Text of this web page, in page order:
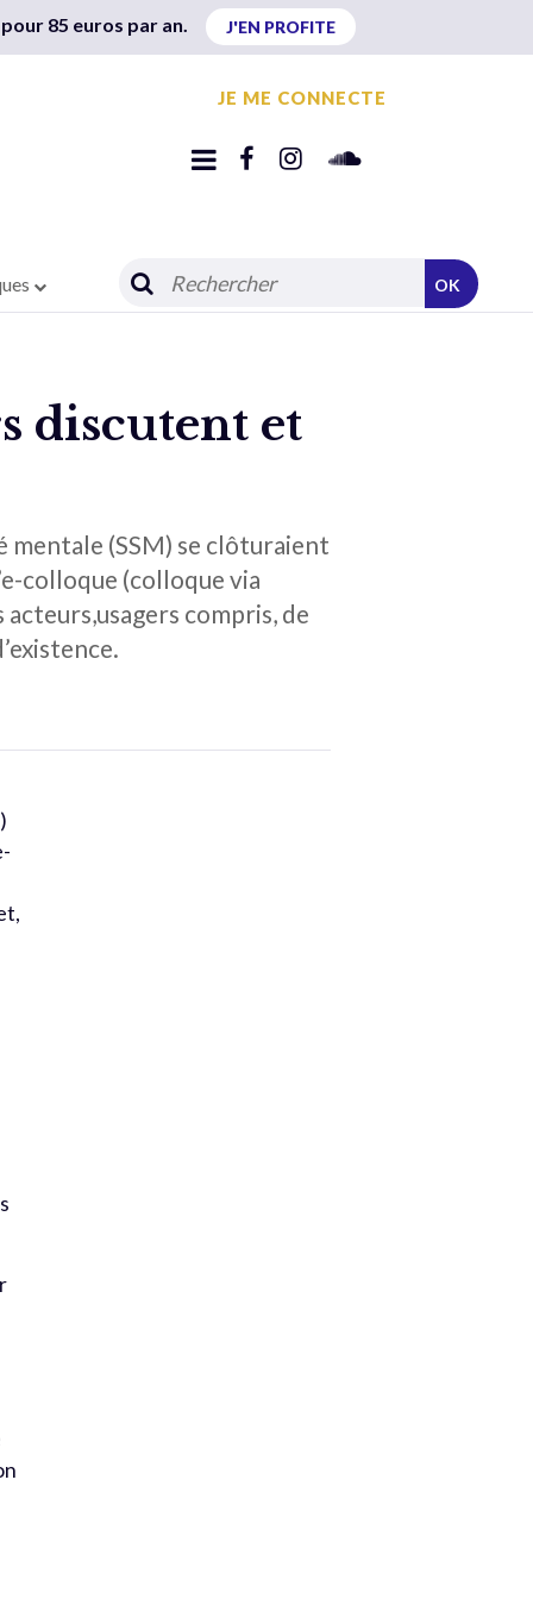
85 euros par an. J'EN PROFITE
JE ME CONNECTE
OK
discutent et
mentale (SSM) se clôturaient
colloque (colloque via
compris, de